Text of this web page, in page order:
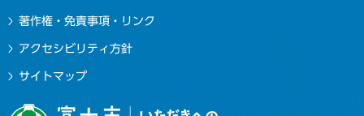
著作権・免責事項・リンク
アクセシビリティ方針
サイトマップ